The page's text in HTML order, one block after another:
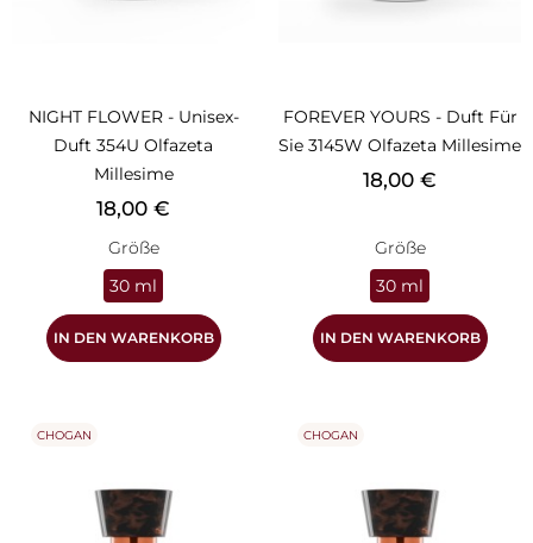
NIGHT FLOWER - Unisex-
Duft 354U Olfazeta
Millesime
Preis
18,00 €
Größe
30 ml
IN DEN WARENKORB
FOREVER YOURS - Duft Für
Sie 3145W Olfazeta Millesime
Preis
18,00 €
Größe
30 ml
IN DEN WARENKORB
CHOGAN CHOGAN